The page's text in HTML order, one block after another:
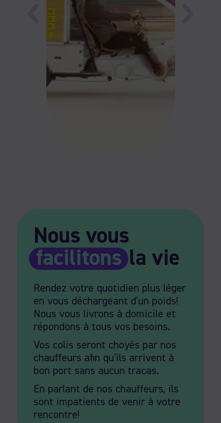
Nous vous
facilitonsla vie
Rendez votre quotidien plus léger
en vous déchargeant d’un poids!
Nous vous livrons à domicile et
répondons à tous vos besoins.
Vos colis seront choyés par nos
chauffeurs afin qu’ils arrivent à
bon port sans aucun tracas.
En parlant de nos chauffeurs, ils
sont impatients de venir à votre
rencontre!